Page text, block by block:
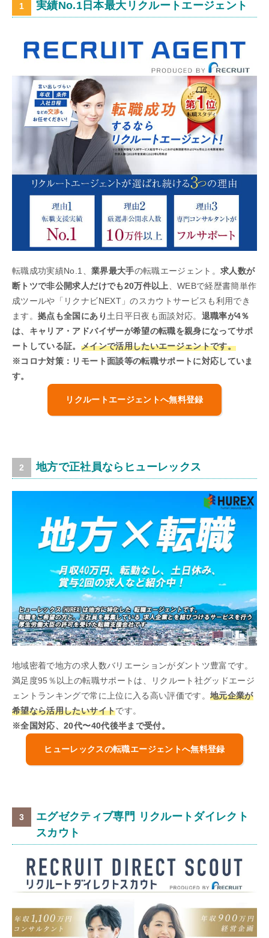
実績No.1日本最大リクルートエージェント
転職成功実績No.1、 業界最大手の転職エージェント。求人数が
断トツで非公開求人だけでも20万件以上、WEBで経歴書簡単作
成ツールや「リクナビNEXT」のスカウトサービスも利用でき
ます。拠点も全国にあり土日平日夜も面談対応。 退職率が4％
は、キャリア・アドバイザーが希望の転職を親身になってサポ
ートしている証。 メインで活用したいエージェントです。
※コロナ対策：リモート面談等の転職サポートに対応していま
す。
リクルートエージェントへ無料登録
地方で正社員ならヒューレックス
地域密着で地方の求人数バリエーションがダントツ豊富です。
満足度95％以上の転職サポートは、リクルート社グッドエージ
ェントランキングで常に上位に入る高い評価です。地元企業が
希望なら活用したいサイトです。
※全国対応、20代〜40代後半まで受付。
ヒューレックスの転職エージェントへ無料登録
エグゼクティブ専門 リクルートダイレクト
スカウト